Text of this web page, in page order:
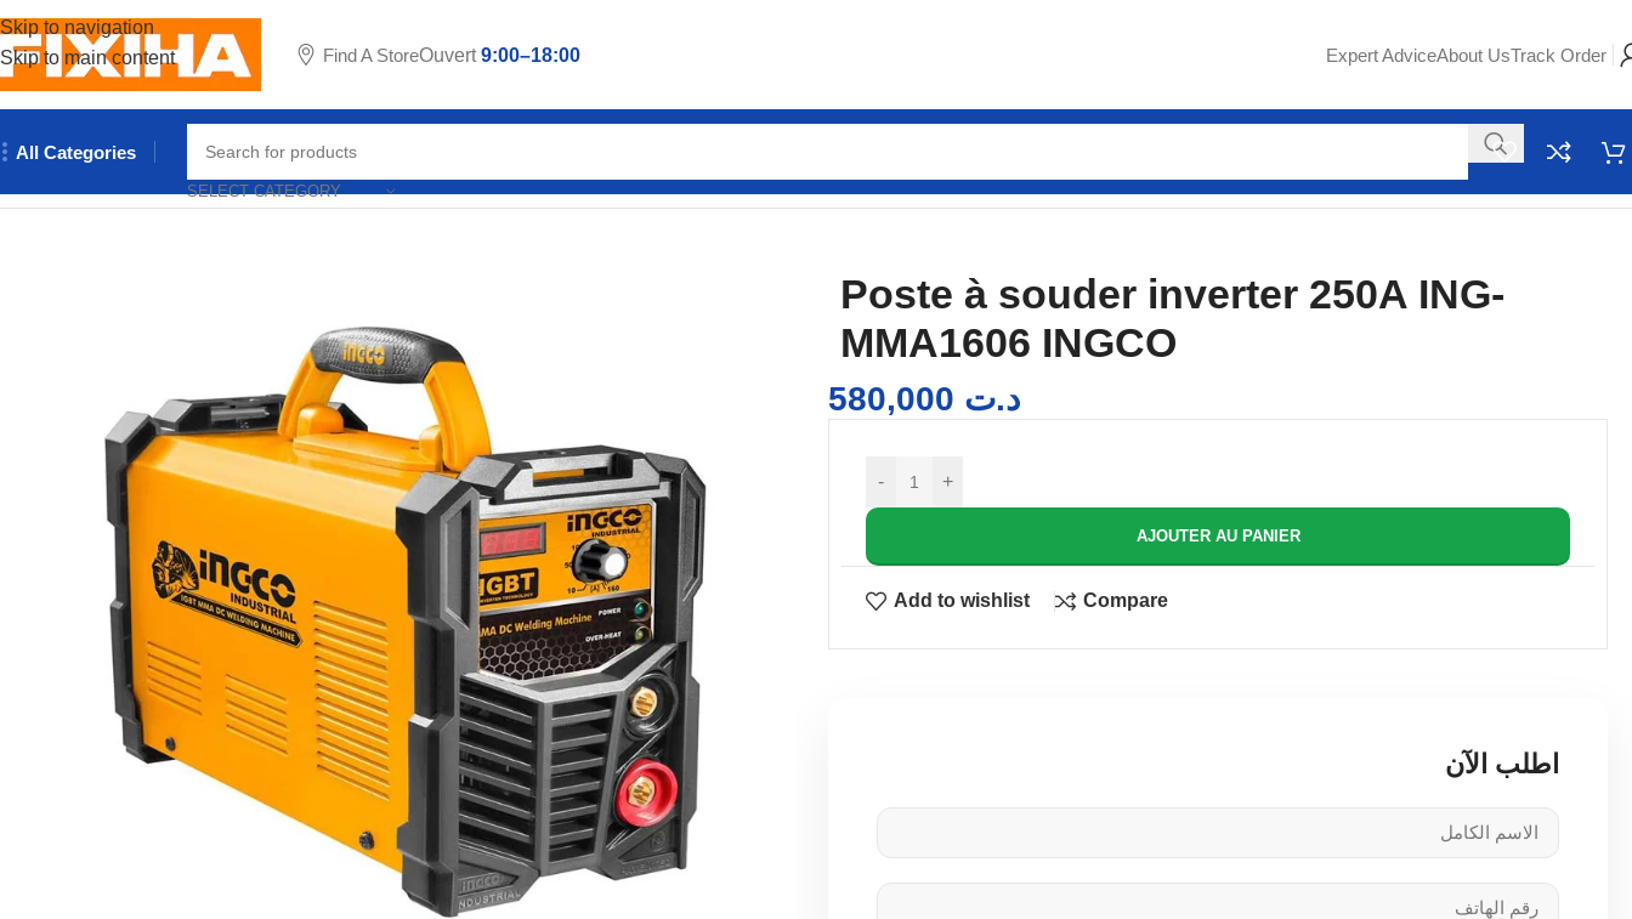
Skip to navigation
Skip to main content
Find A StoreOuvert9:00–18:00 Expert AdviceAbout UsTrack Order
All Categories
SELECT CATEGORY
Outillages & Equipements/Outils de soudure/Poste à souder inverter 250A ING-MMA1606 INGCO
Poste à souder inverter 250A ING-
MMA1606 INGCO
د.ت
- +
AJOUTER AU PANIER
Add to wishlist Compare
اطلب الآن